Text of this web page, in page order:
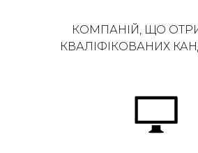
КОМПАНІЙ, ЩО
КВАЛІФІКОВАНИХ